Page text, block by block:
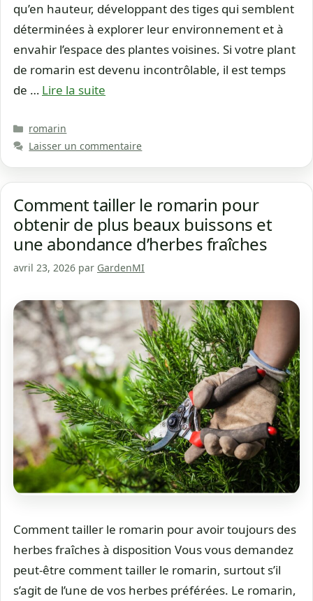
qu’en hauteur, développant des tiges qui semblent
déterminées à explorer leur environnement et à
envahir l’espace des plantes voisines. Si votre plant
de romarin est devenu incontrôlable, il est temps
de … Lire la suite
Catégories
romarin
Laisser un commentaire
Comment tailler le romarin pour
obtenir de plus beaux buissons et
une abondance d’herbes fraîches
avril 23, 2026 par GardenMI
Comment tailler le romarin pour avoir toujours des
herbes fraîches à disposition Vous vous demandez
peut-être comment tailler le romarin, surtout s’il
s’agit de l’une de vos herbes préférées. Le romarin,